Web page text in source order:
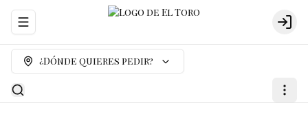
Abrir menu de navegación
¿Dónde quieres pedir?